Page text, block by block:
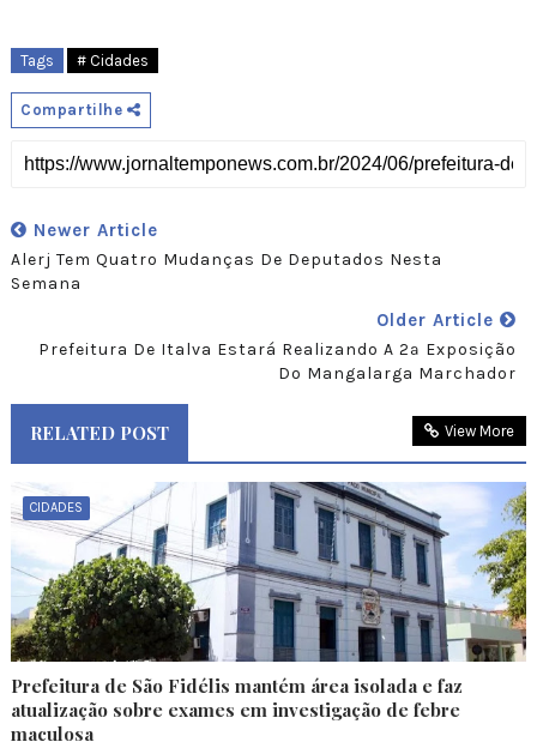
Tags # Cidades
Compartilhe
Newer Article
Alerj Tem Quatro Mudanças De Deputados Nesta
Semana
Older Article
Prefeitura De Italva Estará Realizando A 2ª Exposição
Do Mangalarga Marchador
RELATED POST View More
CIDADES
Prefeitura de São Fidélis mantém área isolada e faz
atualização sobre exames em investigação de febre
maculosa